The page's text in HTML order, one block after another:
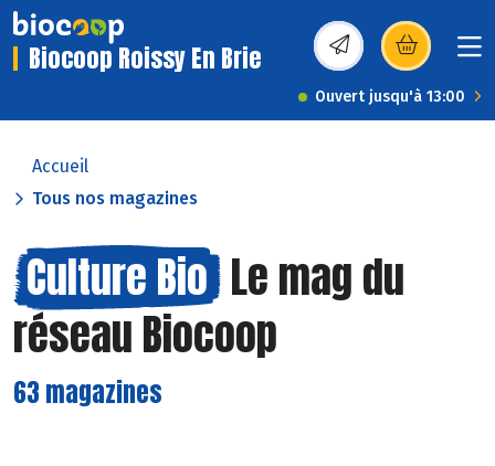
Biocoop Roissy En Brie (s’ouvre dans une
Ouvert jusqu'à 13:00
Accueil
Tous nos magazines
Culture Bio Le mag du
réseau Biocoop
63 magazines